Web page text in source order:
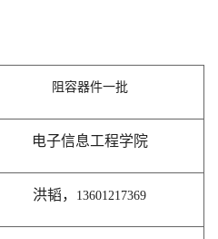
阻容器件一批
电子信息工程学院
洪韬， 13601217369